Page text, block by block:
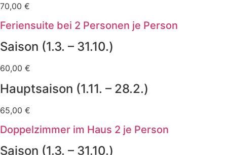
70,00 €
Feriensuite bei 2 Personen je Person
Saison (1.3. – 31.10.)
60,00 €
Hauptsaison (1.11. – 28.2.)
65,00 €
Doppelzimmer im Haus 2 je Person
Saison (1.3. – 31.10.)